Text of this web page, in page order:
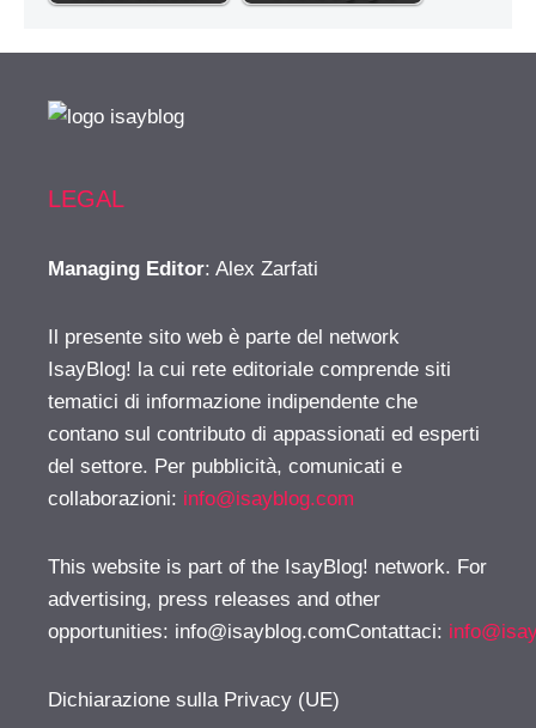
LEGAL
Managing Editor: Alex Zarfati
Il presente sito web è parte del network
IsayBlog! la cui rete editoriale comprende siti
tematici di informazione indipendente che
contano sul contributo di appassionati ed esperti
del settore. Per pubblicità, comunicati e
collaborazioni: info@isayblog.com
This website is part of the IsayBlog! network. For
advertising, press releases and other
opportunities: info@isayblog.comContattaci:
Dichiarazione sulla Privacy (UE)